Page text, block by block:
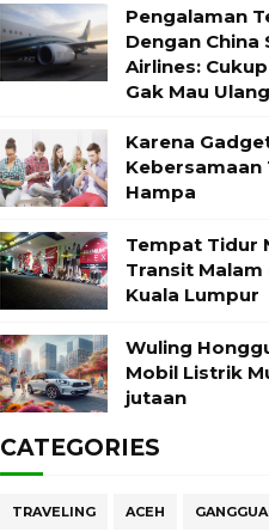
Pengalaman
Dengan China
Airlines:
Gak Mau
Karena
Kebersamaan
Hampa
Tempat Tidur
Transit Malam
Kuala Lumpur
Wuling
Mobil Listrik
jutaan
CATEGORIES
TRAVELING ACEH